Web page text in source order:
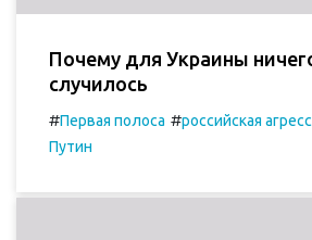
Почему для Украины
случилось
#Первая полоса #российская
Путин